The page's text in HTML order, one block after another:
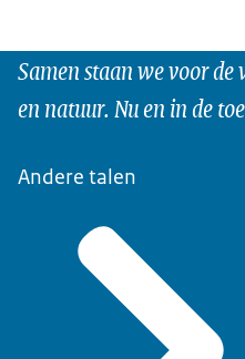
Samen staan we voor
en natuur. Nu en in de
Andere talen